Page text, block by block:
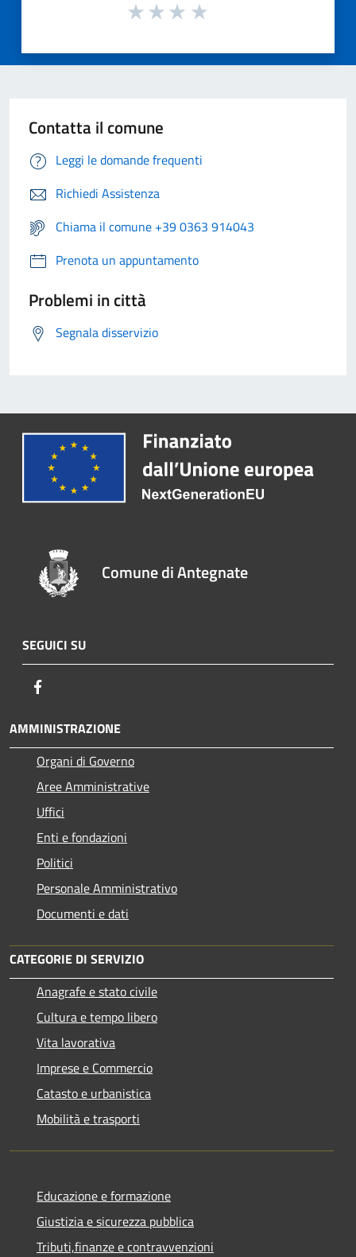
Contatta il comune
Leggi le domande frequenti
Richiedi Assistenza
Chiama il comune +39 0363 914043
Prenota un appuntamento
Problemi in città
Segnala disservizio
Comune di Antegnate
SEGUICI SU
AMMINISTRAZIONE
Organi di Governo
Aree Amministrative
Uffici
Enti e fondazioni
Politici
Personale Amministrativo
Documenti e dati
CATEGORIE DI SERVIZIO
Anagrafe e stato civile
Cultura e tempo libero
Vita lavorativa
Imprese e Commercio
Catasto e urbanistica
Mobilità e trasporti
Educazione e formazione
Giustizia e sicurezza pubblica
Tributi,finanze e contravvenzioni